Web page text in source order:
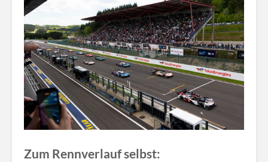
Zum Rennverlauf selbst: